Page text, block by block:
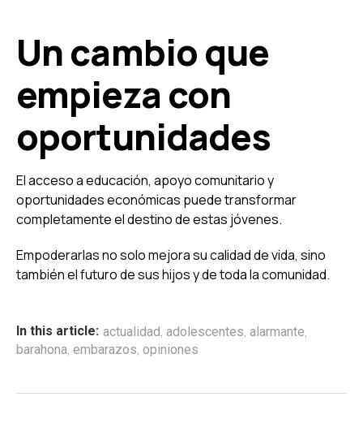
Un cambio que
empieza con
oportunidades
El acceso a educación, apoyo comunitario y
oportunidades económicas puede transformar
completamente el destino de estas jóvenes.
Empoderarlas no solo mejora su calidad de vida, sino
también el futuro de sus hijos y de toda la comunidad.
In this article: actualidad, adolescentes, alarmante,
barahona, embarazos, opiniones